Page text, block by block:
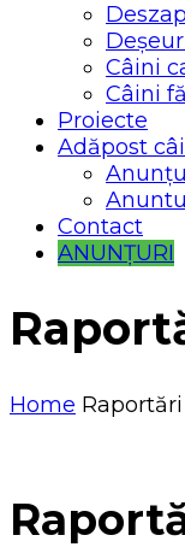
Câini
Câini
Proiecte
Adăpost
Contact
ANUNȚURI
Home